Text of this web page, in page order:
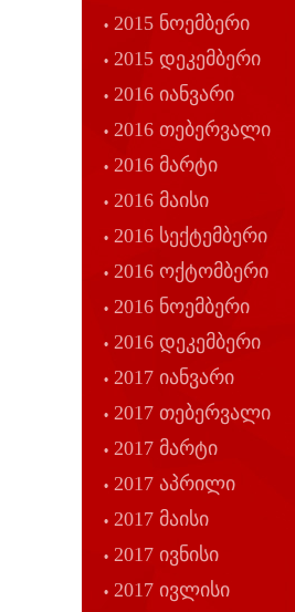
2015 ნოემბერი
2015 დეკემბერი
2016 იანვარი
2016 თებერვალი
2016 მარტი
2016 მაისი
2016 სექტემბერი
2016 ოქტომბერი
2016 ნოემბერი
2016 დეკემბერი
2017 იანვარი
2017 თებერვალი
2017 მარტი
2017 აპრილი
2017 მაისი
2017 ივნისი
2017 ივლისი